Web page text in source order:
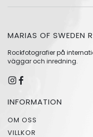
MARIAS OF SWEDEN
Rockfotografier på
väggar och inredning.
INFORMATION
OM OSS
VILLKOR